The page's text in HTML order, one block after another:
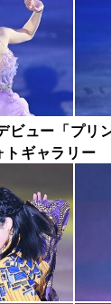
ビュー「プリ
ギャラリー